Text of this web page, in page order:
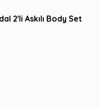
2'li Askılı Body Set